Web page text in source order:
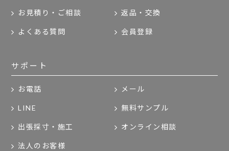
お見積り・ご相談 返品・交換
よくある質問 会員登録
サポート
お電話 メール
LINE 無料サンプル
出張採寸・施工 オンライン相談
法人のお客様